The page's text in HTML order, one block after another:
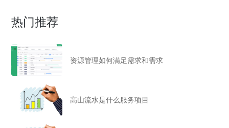
热门推荐
资源管理如何满足需求和需求
高山流水是什么服务项目